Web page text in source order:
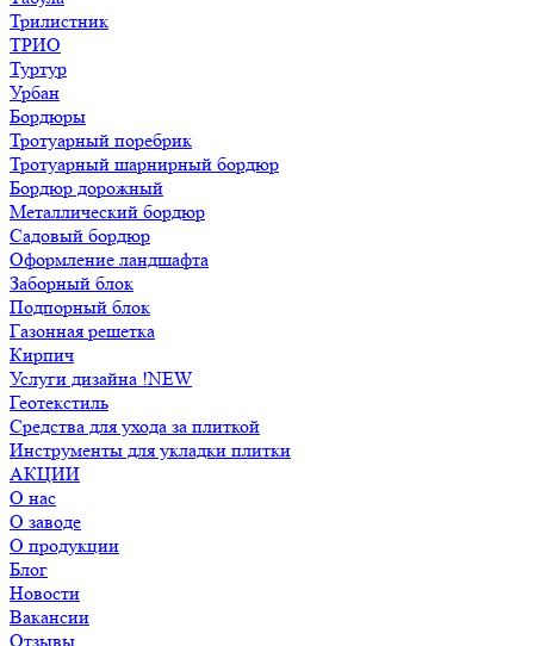
Трилистник
ТРИО
Туртур
Урбан
Бордюры
Тротуарный поребрик
Тротуарный шарнирный бордюр
Бордюр дорожный
Металлический бордюр
Садовый бордюр
Оформление ландшафта
Заборный блок
Подпорный блок
Газонная решетка
Кирпич
Услуги дизайна !NEW
Геотекстиль
Средства для ухода за плиткой
Инструменты для укладки плитки
АКЦИИ
О нас
О заводе
О продукции
Блог
Новости
Вакансии
Отзывы